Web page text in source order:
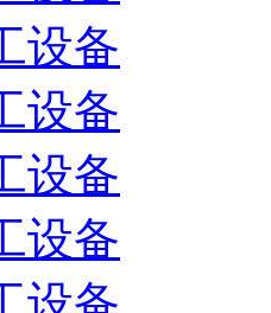
设备
设备
设备
设备